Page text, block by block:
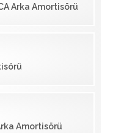
Arka Amortisörü
Amortisörü